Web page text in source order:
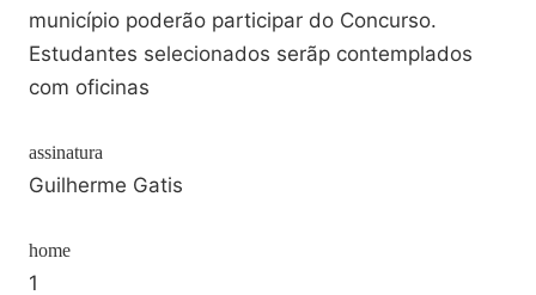
município poderão participar do Concurso.
Estudantes selecionados serãp contemplados
com oficinas
assinatura
Guilherme Gatis
home
1